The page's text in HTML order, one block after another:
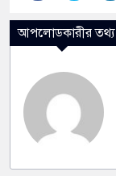
আপলোডকারীর তথ্য